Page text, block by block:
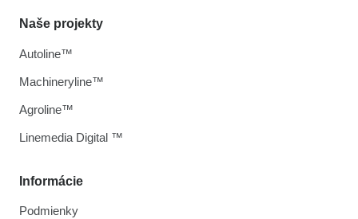
Informácie
Podmienky
Naše projekty
Autoline™
Machineryline™
Agroline™
Linemedia Digital ™